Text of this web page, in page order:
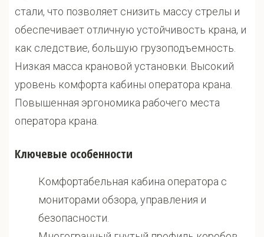
стали, что позволяет снизить массу стрелы и
обеспечивает отличную устойчивость крана, и
как следствие, большую грузоподъемность.
Низкая масса крановой установки. Высокий
уровень комфорта кабины оператора крана.
Повышенная эргономика рабочего места
оператора крана.
Ключевые особенности
Комфортабельная кабина оператора с
мониторами обзора, управления и
безопасности.